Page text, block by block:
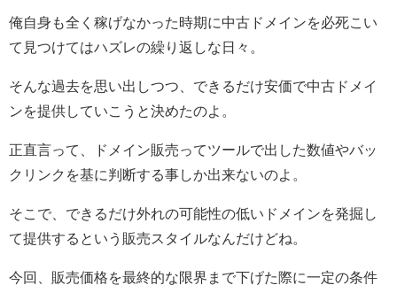
俺自身も全く稼げなかった時期に中古ドメインを必死こい
て見つけてはハズレの繰り返しな日々。
そんな過去を思い出しつつ、できるだけ安価で中古ドメイ
ンを提供していこうと決めたのよ。
正直言って、ドメイン販売ってツールで出した数値やバッ
クリンクを基に判断する事しか出来ないのよ。
そこで、できるだけ外れの可能性の低いドメインを発掘し
て提供するという販売スタイルなんだけどね。
今回、販売価格を最終的な限界まで下げた際に一定の条件